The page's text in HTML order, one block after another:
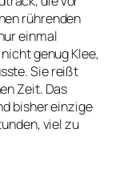
rührenden
einmal
genug Klee,
Sie reißt
Zeit. Das
bisher einzige
viel zu